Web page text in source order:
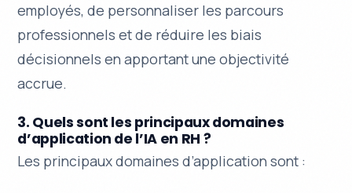
employés, de personnaliser les parcours
professionnels et de réduire les biais
décisionnels en apportant une objectivité
accrue.
3. Quels sont les principaux domaines
d’application de l’IA en RH ?
Les principaux domaines d’application sont :